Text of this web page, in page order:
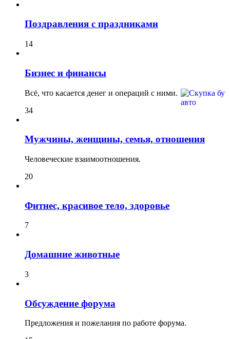
Поздравления с праздниками
14
Бизнес и финансы
Всё, что касается денег и операций с ними.
34
Мужчины, женщины, семья, отношения
Человеческие взаимоотношения.
20
Фитнес, красивое тело, здоровье
7
Домашние животные
3
Обсуждение форума
Предложения и пожелания по работе форума.